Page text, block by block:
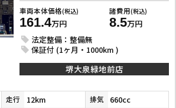
車両本体価格(税込)
161.4万円
諸費用(税込)
8.5万円
法定整備：整備無
保証付 (1ヶ月・1000km )
堺大泉緑地前店
走行 12km 排気 660cc